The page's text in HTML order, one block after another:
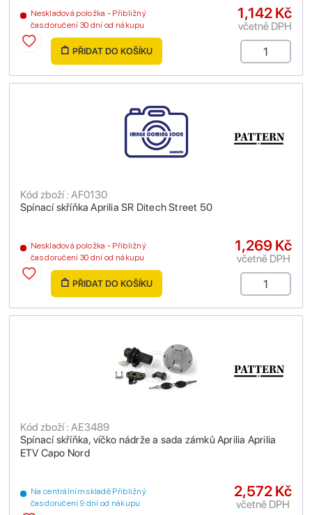
Neskladová položka - Přibližný
čas doručení 30 dní od nákupu
1,142 Kč
včetně DPH
PŘIDAT DO KOŠÍKU
Spínací skříňka Aprilia SR Ditech Street 50
Kód zboží : AF0130
Neskladová položka - Přibližný
čas doručení 30 dní od nákupu
1,269 Kč
včetně DPH
PŘIDAT DO KOŠÍKU
Spínací skříňka, víčko nádrže a sada zámků Aprilia Aprilia
ETV Capo Nord
Kód zboží : AE3489
Na centrálním skladě Přibližný
čas doručení 9 dní od nákupu
2,572 Kč
včetně DPH